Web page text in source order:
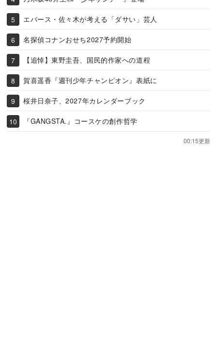
エバース・佐々木が考える「ダサい」芸人
名探偵コナンおせち2027予約開始
【追悼】東野圭吾、国民的作家への道程
賀喜遥香『週刊少年チャンピオン』表紙に
桜井日奈子、2027年カレンダーブック
『GANGSTA.』コースケの創作哲学
00:15更新